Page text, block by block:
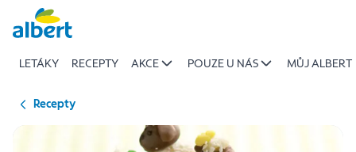
Přeskočit
LETÁKY RECEPTY AKCE POUZE U NÁS MŮJ ALBERT
Recepty